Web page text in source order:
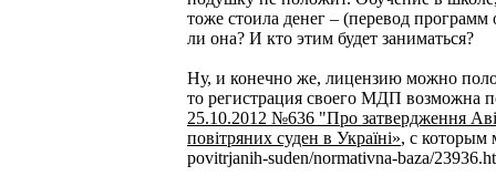
тоже стоила денег – (перевод
ли она? И кто этим будет заниматься?
Ну, и конечно же, лицензию можно
то регистрация своего МДП возможна
25.10.2012 №636 "Про затвердження
повітряних суден в Україні», с которым
povіtrjanih-suden/normativna-baza/